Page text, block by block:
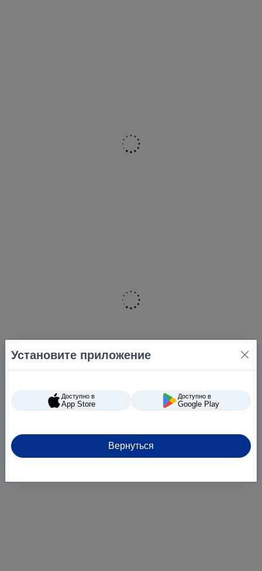
Установите приложение
Доступно в
App Store
Доступно в
Google Play
Вернуться